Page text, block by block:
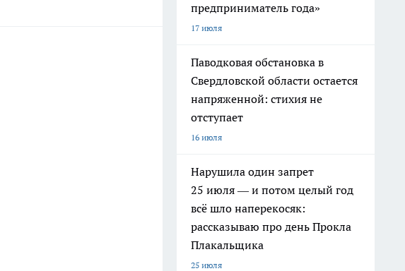
предприниматель года»
17 июля
Паводковая обстановка в
Свердловской области остается
напряженной: стихия не
отступает
16 июля
Нарушила один запрет
25 июля — и потом целый год
всё шло наперекосяк:
рассказываю про день Прокла
Плакальщика
25 июля